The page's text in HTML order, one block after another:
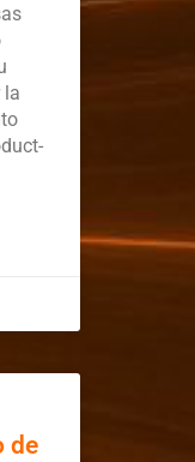
la
de